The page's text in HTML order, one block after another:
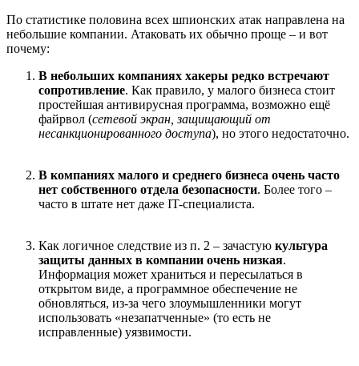
По статистике половина всех шпионских атак направлена на
небольшие компании. Атаковать их обычно проще – и вот
почему:
В небольших компаниях хакеры редко встречают
сопротивление. Как правило, у малого бизнеса стоит
простейшая антивирусная программа, возможно ещё
файрвол (сетевой экран, защищающий от
несанкционированного доступа), но этого недостаточно.
В компаниях малого и среднего бизнеса очень часто
нет собственного отдела безопасности. Более того –
часто в штате нет даже IT-специалиста.
Как логичное следствие из п. 2 – зачастую культура
защиты данных в компании очень низкая.
Информация может храниться и пересылаться в
открытом виде, а программное обеспечение не
обновляться, из-за чего злоумышленники могут
использовать «незапатченные» (то есть не
исправленные) уязвимости.